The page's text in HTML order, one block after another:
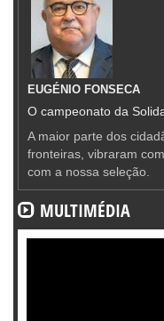
EUGÉNIO FONSECA
O campeonato da
A maior parte dos
fronteiras, vibraram
com a nossa seleção.
MULTIMÉDIA